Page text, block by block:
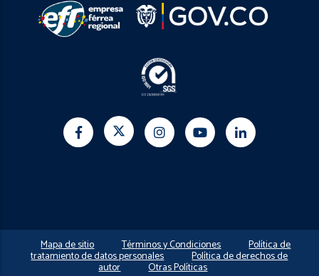
Mapa de sitio Términos y Condiciones Política de
tratamiento de datos personales Política de derechos de
autor Otras Políticas